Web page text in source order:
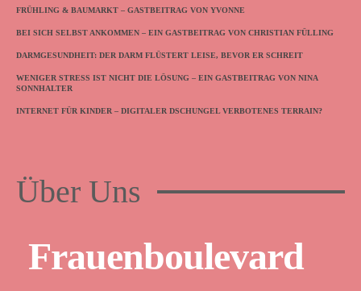
FRÜHLING & BAUMARKT – GASTBEITRAG VON YVONNE
BEI SICH SELBST ANKOMMEN – EIN GASTBEITRAG VON CHRISTIAN FÜLLING
DARMGESUNDHEIT: DER DARM FLÜSTERT LEISE, BEVOR ER SCHREIT
WENIGER STRESS IST NICHT DIE LÖSUNG – EIN GASTBEITRAG VON NINA
SONNHALTER
INTERNET FÜR KINDER – DIGITALER DSCHUNGEL VERBOTENES TERRAIN?
Über Uns
Frauenboulevard